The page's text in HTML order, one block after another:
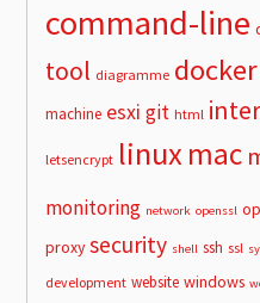
command-line
tool diagramme docker
machine esxi git html
letsencrypt linuxmac
monitoring network openssl
proxy security shell ssh ssl
development website windows